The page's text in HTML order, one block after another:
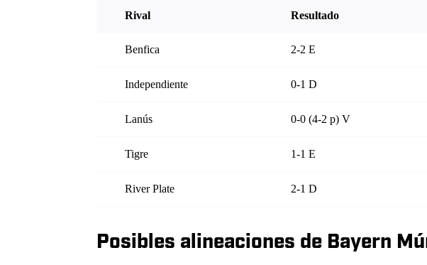
Rival Resultado
Benfica 2-2 E
Independiente 0-1 D
Lanús 0-0 (4-2 p) V
Tigre 1-1 E
River Plate 2-1 D
Posibles alineaciones de Bayern